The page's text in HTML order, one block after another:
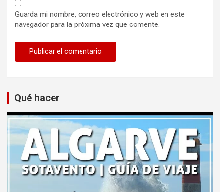
Guarda mi nombre, correo electrónico y web en este
navegador para la próxima vez que comente.
Qué hacer